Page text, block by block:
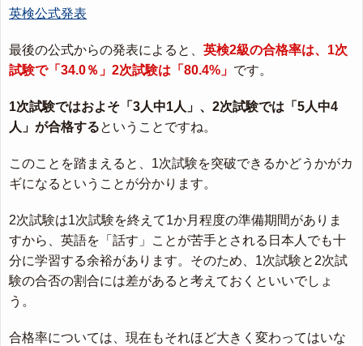
英検公式発表
最後の公式からの発表によると、 英検2級の合格率は、1次
試験で「34.0％」2次試験は「80.4%」 です。
1次試験ではおよそ「3人中1人」、2次試験では「5人中4
人」が合格するということですね。
このことを踏まえると、1次試験を突破できるかどうかがカ
ギになるということが分かります。
2次試験は1次試験を終えて1か月程度の準備期間がありま
すから、英語を「話す」ことが苦手とされる日本人でも十
分に学習する余裕があります。そのため、1次試験と2次試
験の合否の割合には差があると考えておくといいでしょ
う。
合格率については、現在もそれほど大きく変わってはいな